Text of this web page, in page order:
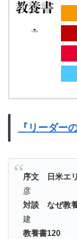
『リーダー
序文 日米エ
彦
対談 なぜ教
建
教養書120